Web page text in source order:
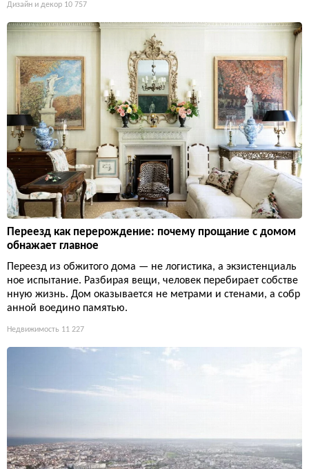
Дизайн и декор 10 757
Переезд как перерождение: почему прощание с домом
обнажает главное
Переезд из обжитого дома — не логистика, а экзистенциаль
ное испытание. Разбирая вещи, человек перебирает собстве
нную жизнь. Дом оказывается не метрами и стенами, а собр
анной воедино памятью.
Недвижимость 11 227